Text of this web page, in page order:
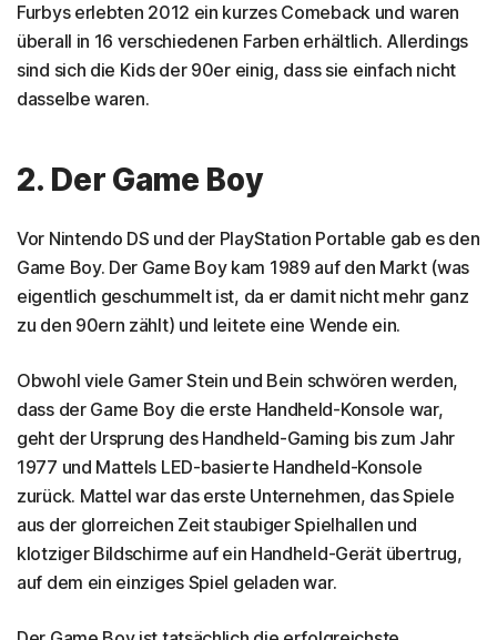
Furbys erlebten 2012 ein kurzes Comeback und waren
überall in 16 verschiedenen Farben erhältlich. Allerdings
sind sich die Kids der 90er einig, dass sie einfach nicht
dasselbe waren.
2. Der Game Boy
Vor Nintendo DS und der PlayStation Portable gab es den
Game Boy. Der Game Boy kam 1989 auf den Markt (was
eigentlich geschummelt ist, da er damit nicht mehr ganz
zu den 90ern zählt) und leitete eine Wende ein.
Obwohl viele Gamer Stein und Bein schwören werden,
dass der Game Boy die erste Handheld-Konsole war,
geht der Ursprung des Handheld-Gaming bis zum Jahr
1977 und Mattels LED-basierte Handheld-Konsole
zurück. Mattel war das erste Unternehmen, das Spiele
aus der glorreichen Zeit staubiger Spielhallen und
klotziger Bildschirme auf ein Handheld-Gerät übertrug,
auf dem ein einziges Spiel geladen war.